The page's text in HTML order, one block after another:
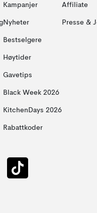
Kampanjer
Nyheter
Bestselgere
Høytider
Gavetips
Black Week 2026
KitchenDays 2026
Rabattkoder
Affiliate
Presse &